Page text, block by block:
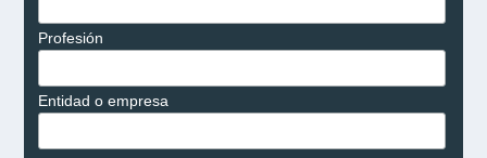
Profesión
Entidad o empresa